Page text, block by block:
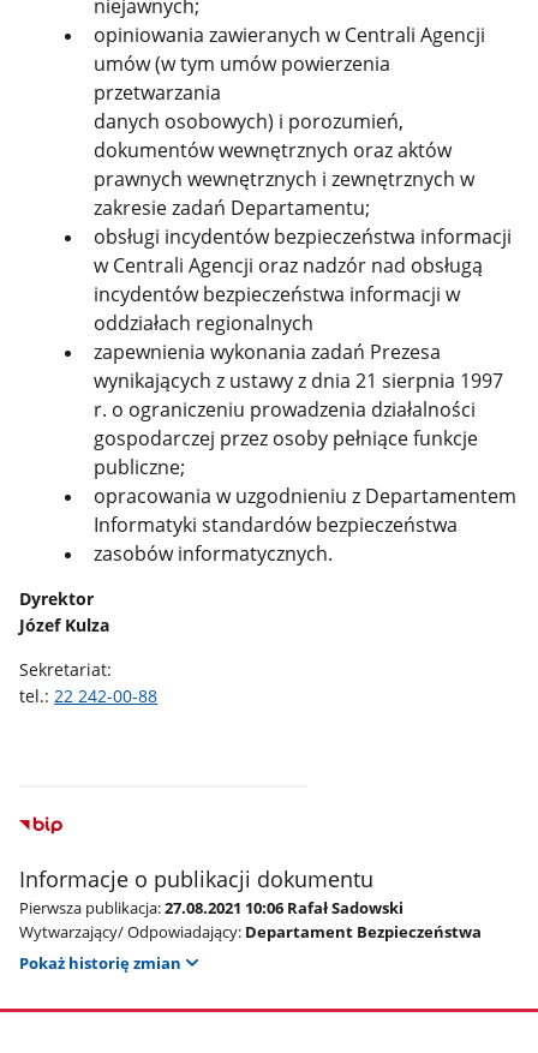
niejawnych;
opiniowania zawieranych w Centrali Agencji
umów (w tym umów powierzenia
przetwarzania
danych osobowych) i porozumień,
dokumentów wewnętrznych oraz aktów
prawnych wewnętrznych i zewnętrznych w
zakresie zadań Departamentu;
obsługi incydentów bezpieczeństwa informacji
w Centrali Agencji oraz nadzór nad obsługą
incydentów bezpieczeństwa informacji w
oddziałach regionalnych
zapewnienia wykonania zadań Prezesa
wynikających z ustawy z dnia 21 sierpnia 1997
r. o ograniczeniu prowadzenia działalności
gospodarczej przez osoby pełniące funkcje
publiczne;
opracowania w uzgodnieniu z Departamentem
Informatyki standardów bezpieczeństwa
zasobów informatycznych.
Dyrektor
Józef Kulza
Sekretariat:
tel.:22 242-00-88
Informacje o publikacji dokumentu
Pierwsza publikacja:27.08.2021 10:06 Rafał Sadowski
Wytwarzający/ Odpowiadający: Departament Bezpieczeństwa
Pokaż historię zmian